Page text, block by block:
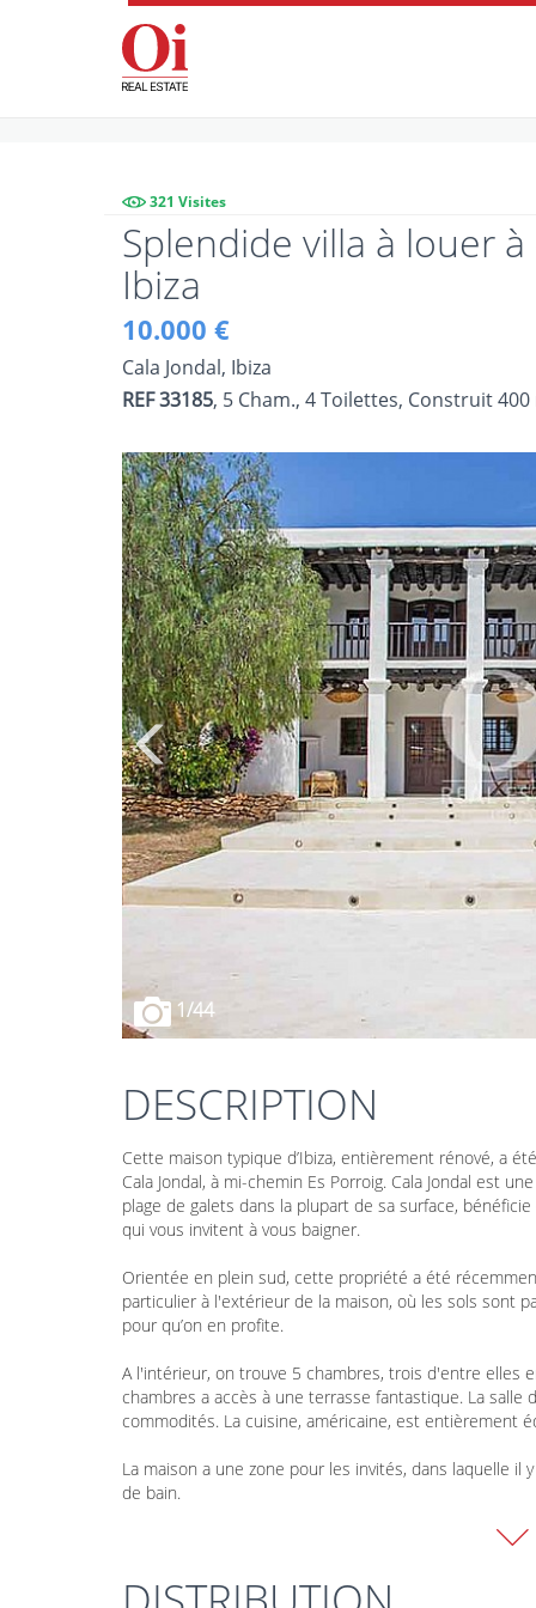
321 Visites
Splendide villa à louer
Ibiza
10.000 €
Cala Jondal, Ibiza
REF 33185, 5 Cham., 4 Toilettes, Construit 400
1/44
DESCRIPTION
Cette maison typique d’Ibiza, entièrement rénové, a
Cala Jondal, à mi-chemin Es Porroig. Cala Jondal est
plage de galets dans la plupart de sa surface,
qui vous invitent à vous baigner.
Orientée en plein sud, cette propriété a été
particulier à l'extérieur de la maison, où les sols sont
pour qu’on en profite.
A l'intérieur, on trouve 5 chambres, trois d'entre elles
chambres a accès à une terrasse fantastique. La
commodités. La cuisine, américaine, est entièrement
La maison a une zone pour les invités, dans laquelle
de bain.
En plus de la décoration d'intérieur, les espaces
depuis la maison nous immerge dans végétation